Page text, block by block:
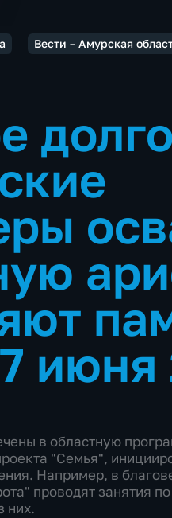
Вести – Амурская
июня
в областную
"Семья",
Например, в
проводят занятия
них.